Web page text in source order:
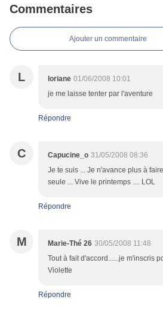
Commentaires
Ajouter un commentaire
L loriane 01/06/2008 10:01
je me laisse tenter par l'aventure
Répondre
C Capucine_o 31/05/2008 08:36
Je te suis ... Je n'avance plus à
seule ... Vive le printemps .... LOL
Répondre
M Marie-Thé 26 30/05/2008 11:48
Tout à fait d'accord......je m'inscris
Violette
Répondre